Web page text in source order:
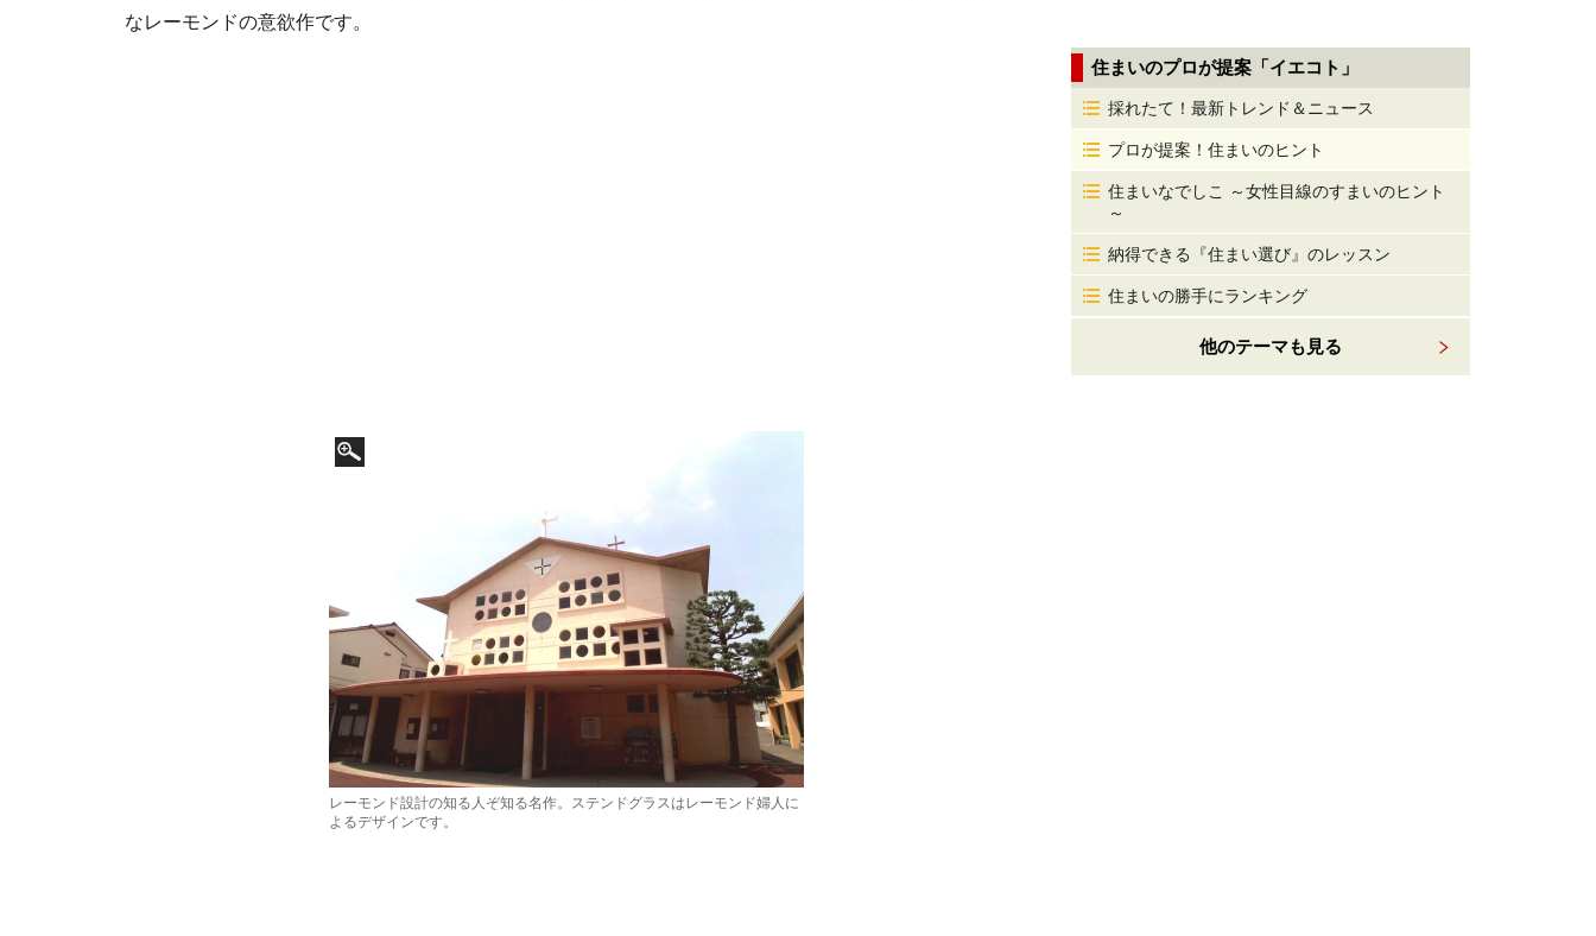
なレーモンドの意欲作です。
レーモンド設計の知る人ぞ知る名作。ステンドグラスはレーモンド婦人に
よるデザインです。
住まいのプロが提案「イエコト」
採れたて！最新トレンド＆ニュース
プロが提案！住まいのヒント
住まいなでしこ ～女性目線のすまいのヒント
～
納得できる『住まい選び』のレッスン
住まいの勝手にランキング
他のテーマも見る